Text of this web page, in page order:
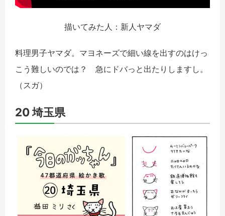
描いてみた人：新人ヤマダ
料理男子ヤマダ。マヨネーズで細い線を出すのはけっ
こう難しいのでは？ 急にドバっと出たりしますし。
（スガ）
20 埼玉県